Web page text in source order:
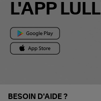
L'APP LULLI
BESOIN D'AIDE ?